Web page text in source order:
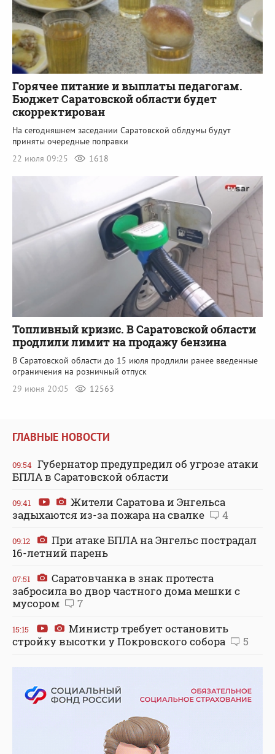
Горячее питание и выплаты педагогам.
Бюджет Саратовской области будет
скорректирован
На сегодняшнем заседании Саратовской облдумы будут
приняты очередные поправки
22 июля 09:25
1618
Топливный кризис. В Саратовской области
продлили лимит на продажу бензина
В Саратовской области до 15 июля продлили ранее введенные
ограничения на розничный отпуск
29 июня 20:05
12563
ГЛАВНЫЕ НОВОСТИ
09:54 Губернатор предупредил об угрозе атаки
БПЛА в Саратовской области
09:41
Жители Саратова и Энгельса
задыхаются из-за пожара на свалке
4
09:12
При атаке БПЛА на Энгельс пострадал
16-летний парень
07:51
Саратовчанка в знак протеста
забросила во двор частного дома мешки с
мусором
7
15:15
Министр требует остановить
стройку высотки у Покровского собора
5